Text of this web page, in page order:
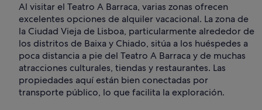
Al visitar el Teatro A Barraca, varias zonas ofrecen
excelentes opciones de alquiler vacacional. La zona de
la Ciudad Vieja de Lisboa, particularmente alrededor de
los distritos de Baixa y Chiado, sitúa a los huéspedes a
poca distancia a pie del Teatro A Barraca y de muchas
atracciones culturales, tiendas y restaurantes. Las
propiedades aquí están bien conectadas por
transporte público, lo que facilita la exploración.